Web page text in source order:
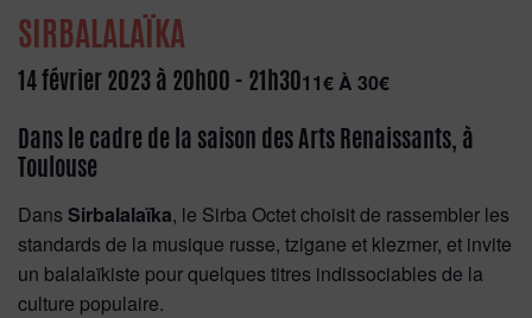
SIRBALALAÏKA
14 février 2023 à 20h00 - 21h3011€ À 30€
Dans le cadre de la saison des Arts Renaissants, à
Toulouse
Dans Sirbalalaïka, le Sirba Octet choisit de rassembler les
standards de la musique russe, tzigane et klezmer, et invite
un balalaïkiste pour quelques titres indissociables de la
culture populaire.